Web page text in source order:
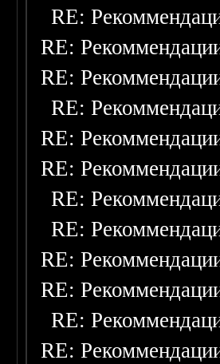
RE:
RE:
RE:
RE:
RE:
RE:
RE:
RE:
RE:
RE:
RE:
RE: